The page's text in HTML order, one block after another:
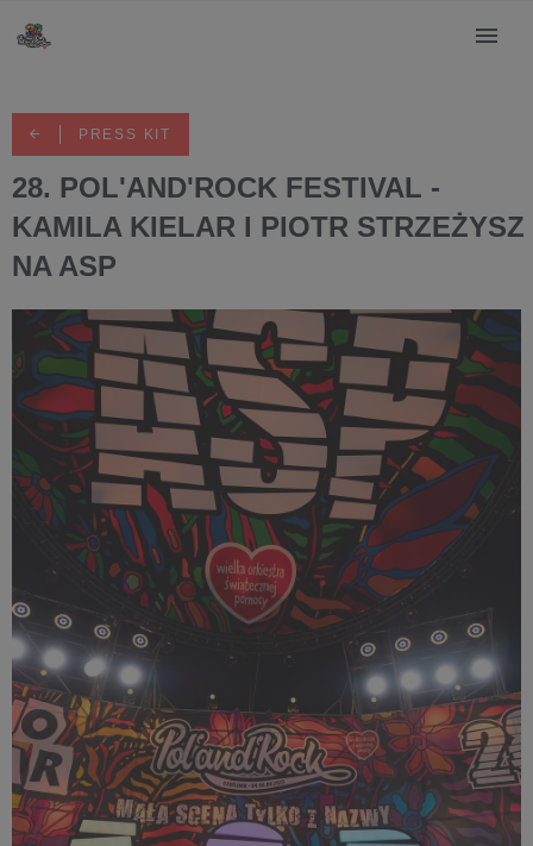
PRESS KIT
28. POL'AND'ROCK FESTIVAL -
KAMILA KIELAR I PIOTR STRZEŻYSZ
NA ASP